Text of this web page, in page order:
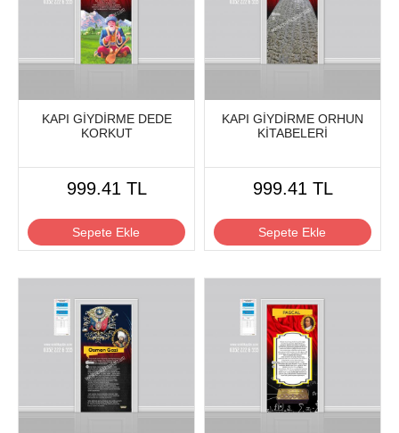
KAPI GİYDİRME DEDE
KORKUT
999.41 TL
Sepete Ekle
KAPI GİYDİRME ORHUN
KİTABELERİ
999.41 TL
Sepete Ekle